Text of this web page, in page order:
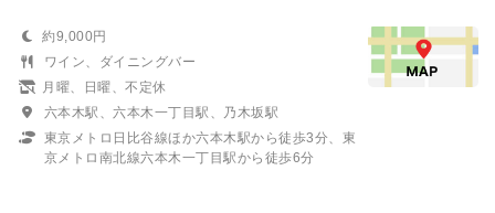
約9,000円
ワイン、ダイニングバー
月曜、日曜、不定休
六本木駅、六本木一丁目駅、乃木坂駅
東京メトロ日比谷線ほか六本木駅から徒歩3分、東
京メトロ南北線六本木一丁目駅から徒歩6分